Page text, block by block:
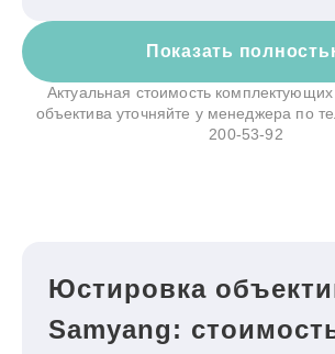
Показать
Актуальная стоимость
объектива уточняйте у менеджера по
200-53-92
Юстировка
Samyang: